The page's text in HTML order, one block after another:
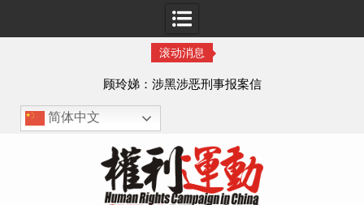
滚动消息
顾玲娣：涉黑涉恶刑事报案信
简体中文